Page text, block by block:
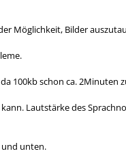
Möglichkeit, Bilder
100kb schon ca. 2Minuten
Lautstärke des
und unten.